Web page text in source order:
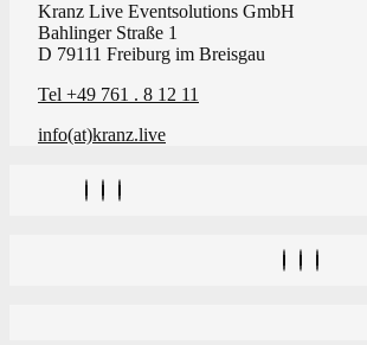
Kranz Live Eventsolutions GmbH
Bahlinger Straße 1
D 79111 Freiburg im Breisgau
Tel +49 761 . 8 12 11
info(at)kranz.live